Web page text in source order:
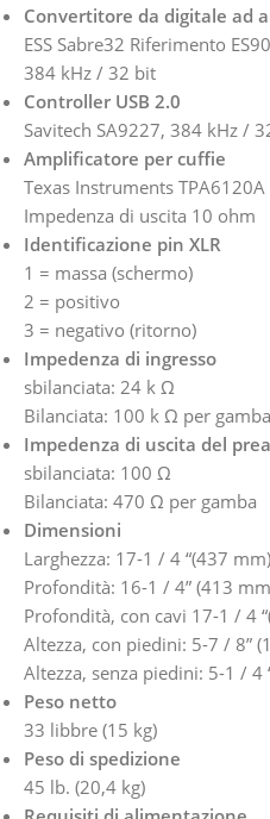
Convertitore da digitale ad
ESS Sabre32 Riferimento
384 kHz / 32 bit
Controller USB 2.0
Savitech SA9227, 384 kHz /
Amplificatore per cuffie
Texas Instruments TPA6120A
Impedenza di uscita 10 ohm
Identificazione pin XLR
1 = massa (schermo)
2 = positivo
3 = negativo (ritorno)
Impedenza di ingresso
sbilanciata: 24 k Ω
Bilanciata: 100 k Ω per gamba
Impedenza di uscita del
sbilanciata: 100 Ω
Bilanciata: 470 Ω per gamba
Dimensioni
Larghezza: 17-1 / 4 “(437 mm)
Profondità: 16-1 / 4” (413
Profondità, con cavi 17-1 / 4
Altezza, con piedini: 5-7 / 8”
Altezza, senza piedini: 5-1 / 4
Peso netto
33 libbre (15 kg)
Peso di spedizione
45 lb. (20,4 kg)